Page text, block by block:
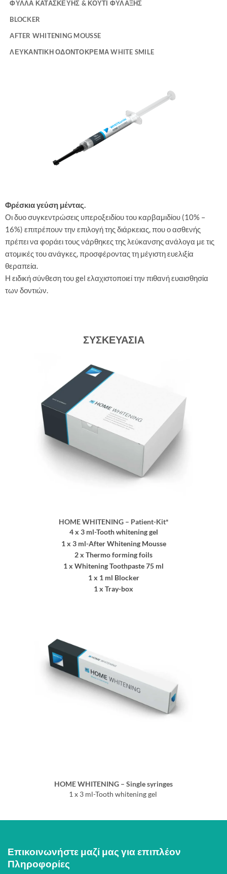
ΦΥΛΛΑ ΚΑΤΑΣΚΕΥΗΣ & ΚΟΥΤΙ ΦΥΛΑΞΗΣ
BLOCKER
AFTER WHITENING MOUSSE
ΛΕΥΚΑΝΤΙΚΗ ΟΔΟΝΤΟΚΡΕΜΑ WHITE SMILE
Φρέσκια γεύση μέντας.
Οι δυο συγκεντρώσεις υπεροξειδίου του καρβαμιδίου (10% –
16%) επιτρέπουν την επιλογή της διάρκειας, που ο ασθενής
πρέπει να φοράει τους νάρθηκες της λεύκανσης ανάλογα με τις
ατομικές του ανάγκες, προσφέροντας τη μέγιστη ευελιξία
θεραπεία.
Η ειδική σύνθεση του gel ελαχιστοποιεί την πιθανή ευαισθησία
των δοντιών.
ΣΥΣΚΕΥΑΣΙΑ
HOME WHITENING – Patient-Kit*
4 x 3 ml-Tooth whitening gel
1 x 3 ml-After Whitening Mousse
2 x Thermo forming foils
1 x Whitening Toothpaste 75 ml
1 x 1 ml Blocker
1 x Tray-box
HOME WHITENING – Single syringes
1 x 3 ml-Tooth whitening gel
Επικοινωνήστε μαζί μας για επιπλέον
Πληροφορίες